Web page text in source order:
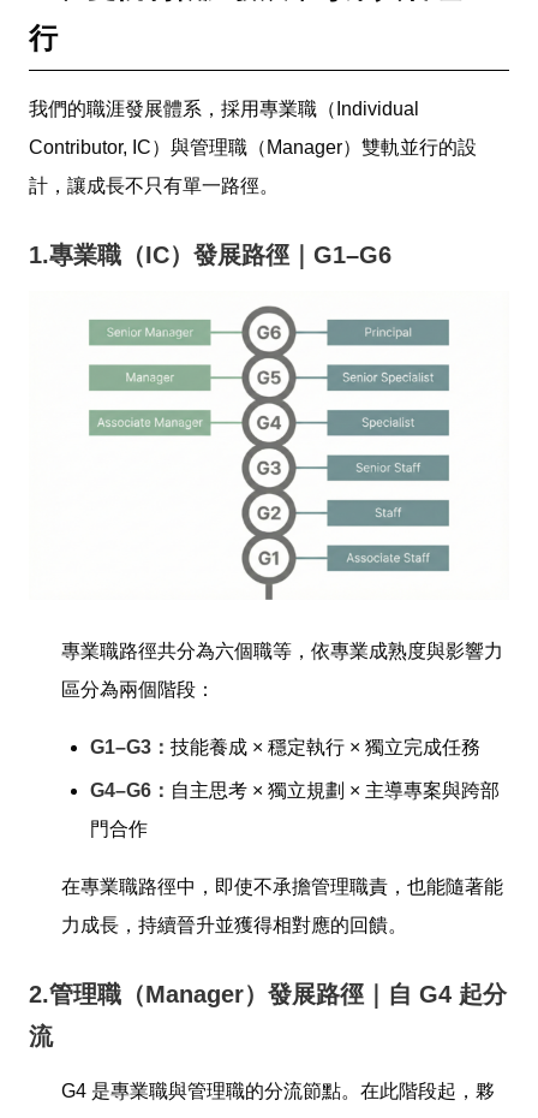
行
我們的職涯發展體系，採用專業職（Individual
Contributor, IC）與管理職（Manager）雙軌並行的設
計，讓成長不只有單一路徑。
1.專業職（IC）發展路徑｜G1–G6
專業職路徑共分為六個職等，依專業成熟度與影響力
區分為兩個階段：
G1–G3：技能養成 × 穩定執行 × 獨立完成任務
G4–G6： 自主思考 × 獨立規劃 × 主導專案與跨部
門合作
在專業職路徑中，即使不承擔管理職責，也能隨著能
力成長，持續晉升並獲得相對應的回饋。
2.管理職（Manager）發展路徑｜自 G4 起分
流
G4 是專業職與管理職的分流節點。在此階段起，夥